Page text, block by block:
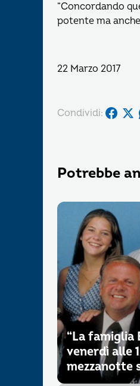
“Concordando
potente ma
22 Marzo 2017
Condividi:
Potrebbe
“La famiglia
venerdì alle
mezzanotte